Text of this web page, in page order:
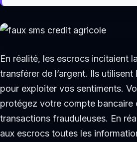
En réalité, les escrocs incitaient
transférer de l’argent. Ils
pour exploiter vos sentiments.
protégez votre compte bancaire
transactions frauduleuses. En
aux escrocs toutes les